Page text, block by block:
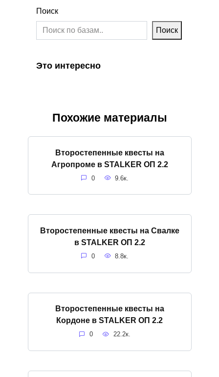
Поиск
Поиск
Это интересно
Похожие материалы
Второстепенные квесты на
Агропроме в STALKER ОП 2.2
0 9.6к.
Второстепенные квесты на Свалке
в STALKER ОП 2.2
0 8.8к.
Второстепенные квесты на
Кордоне в STALKER ОП 2.2
0 22.2к.